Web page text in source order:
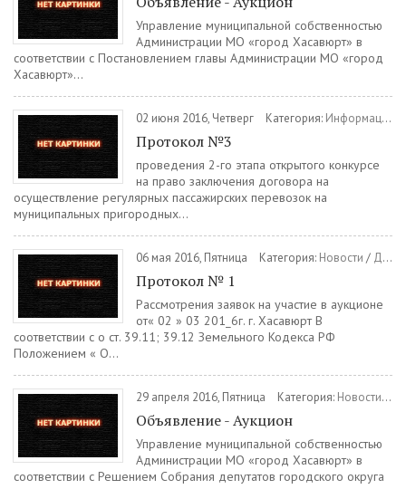
Управление муниципальной собственностью
Администрации МО «город Хасавюрт» в
соответствии с Постановлением главы Администрации МО «город
Хасавюрт»...
02 июня 2016, Четверг Категория: Информация
Протокол №3
проведения 2-го этапа открытого конкурсе
на право заключения договора на
осуществление регулярных пассажирских перевозок на
муниципальных пригородных...
06 мая 2016, Пятница Категория: Новости / Документы
Протокол № 1
Рассмотрения заявок на участие в аукционе
от« 02 » 03 201_6г. г. Хасавюрт В
соответствии с о ст. 39.11; 39.12 Земельного Кодекса РФ
Положением « О...
29 апреля 2016, Пятница Категория: Новости/
Объявление - Аукцион
Управление муниципальной собственностью
Администрации МО «город Хасавюрт» в
соответствии с Решением Собрания депутатов городского округа